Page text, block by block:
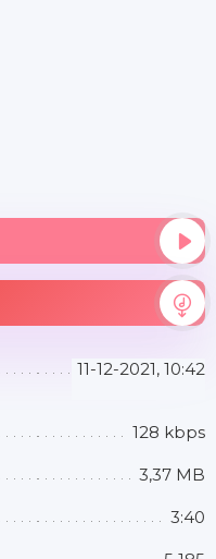
11-12-2021, 10:42
128 kbps
3,37 MB
3:40